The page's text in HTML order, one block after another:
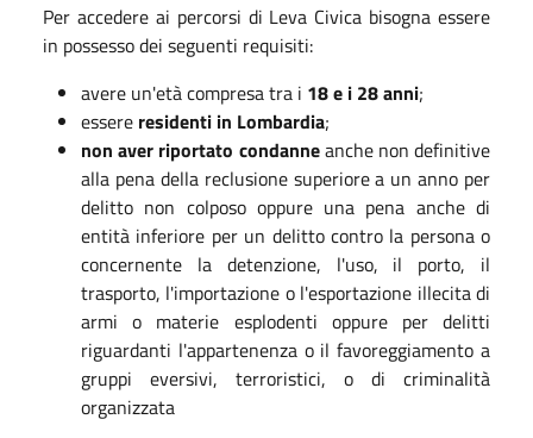
Per accedere ai percorsi di Leva Civica bisogna essere
in possesso dei seguenti requisiti:
avere un'età compresa tra i 18 e i 28 anni;
essere residenti in Lombardia;
non aver riportato condanneanche non definitive
alla pena della reclusione superiore a un anno per
delitto non colposo oppure una pena anche di
entità inferiore per un delitto contro la persona o
concernente la detenzione, l'uso, il porto, il
trasporto, l'importazione o l'esportazione illecita di
armi o materie esplodenti oppure per delitti
riguardanti l'appartenenza o il favoreggiamento a
gruppi eversivi, terroristici, o di criminalità
organizzata